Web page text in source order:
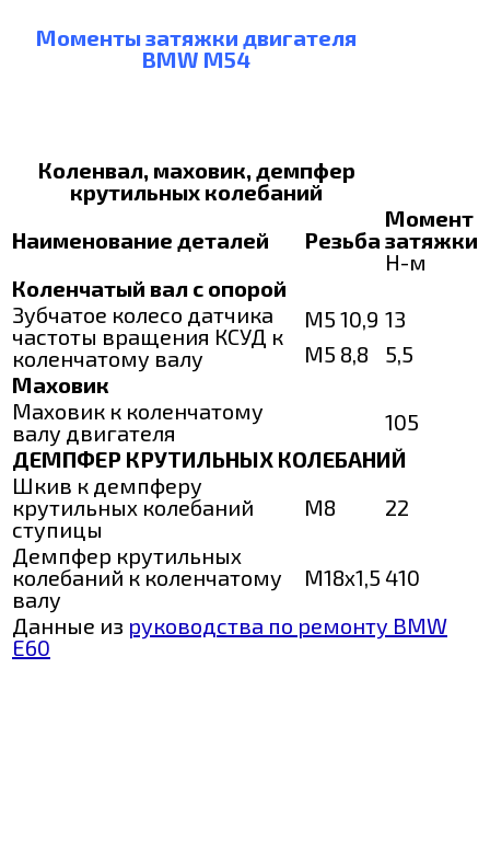
Моменты затяжки двигателя
BMW M54
Коленвал, маховик, демпфер
крутильных колебаний
Наименование деталей
Резьба
Момент
затяжки
Н-м
Коленчатый вал с опорой
Зубчатое колесо датчика
частоты вращения КСУД к
коленчатому валу
М5 10,9 13
М5 8,8
5,5
Маховик
Маховик к коленчатому
валу двигателя
105
ДЕМПФЕР КРУТИЛЬНЫХ КОЛЕБАНИЙ
Шкив к демпферу
крутильных колебаний
ступицы
М8
22
Демпфер крутильных
колебаний к коленчатому
валу
М18х1,5 410
Данные из руководства по ремонту BMW
E60